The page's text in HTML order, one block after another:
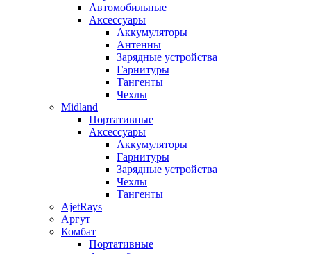
Автомобильные
Аксессуары
Аккумуляторы
Антенны
Зарядные устройства
Гарнитуры
Тангенты
Чехлы
Midland
Портативные
Аксессуары
Аккумуляторы
Гарнитуры
Зарядные устройства
Чехлы
Тангенты
AjetRays
Аргут
Комбат
Портативные